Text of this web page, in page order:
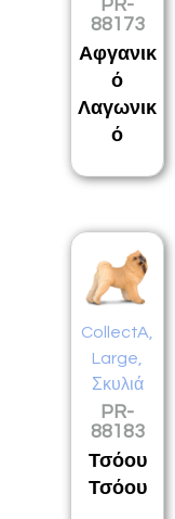
PR-
88173
Αφγανικ
ό
Λαγωνικ
ό
CollectA
Large
Σκυλιά
PR-
88183
Τσόου
Τσόου